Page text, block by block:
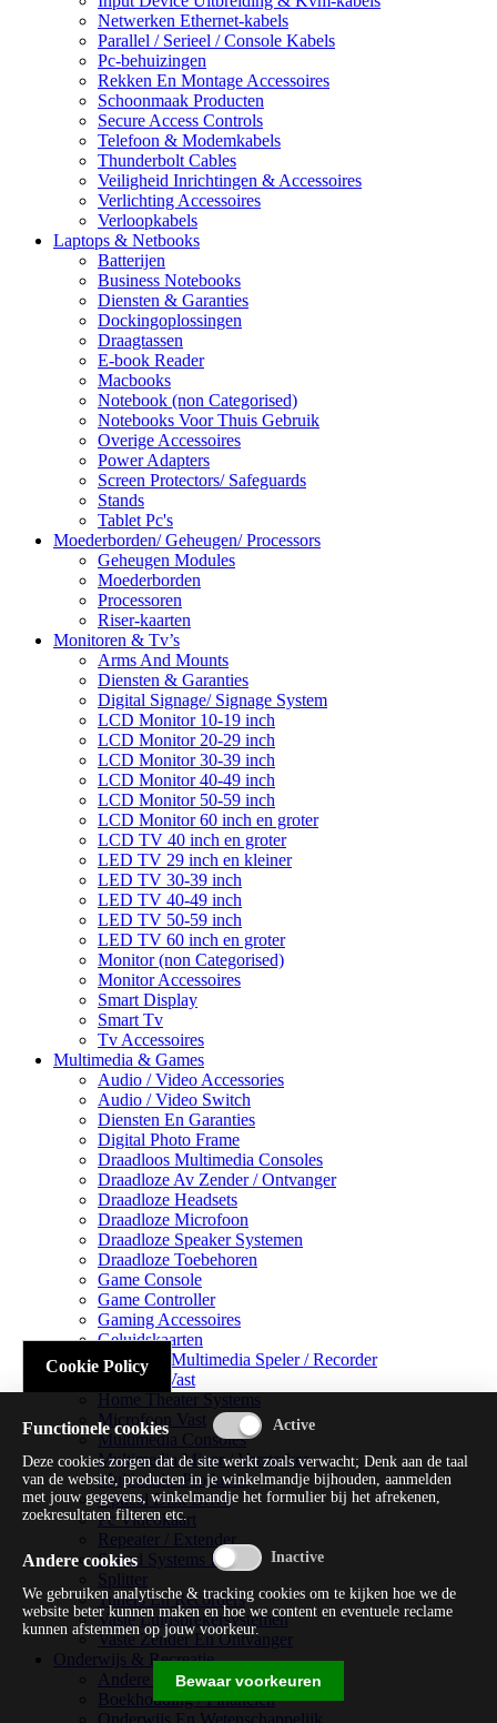
Netwerken Ethernet-kabels
Parallel / Serieel / Console Kabels
Pc-behuizingen
Rekken En Montage Accessoires
Schoonmaak Producten
Secure Access Controls
Telefoon & Modemkabels
Thunderbolt Cables
Veiligheid Inrichtingen & Accessoires
Verlichting Accessoires
Verloopkabels
Laptops & Netbooks
Batterijen
Business Notebooks
Diensten & Garanties
Dockingoplossingen
Draagtassen
E-book Reader
Macbooks
Notebook (non Categorised)
Notebooks Voor Thuis Gebruik
Overige Accessoires
Power Adapters
Screen Protectors/ Safeguards
Stands
Tablet Pc's
Moederborden/ Geheugen/ Processors
Geheugen Modules
Moederborden
Processoren
Riser-kaarten
Monitoren & Tv’s
Arms And Mounts
Diensten & Garanties
Digital Signage/ Signage System
LCD Monitor 10-19 inch
LCD Monitor 20-29 inch
LCD Monitor 30-39 inch
LCD Monitor 40-49 inch
LCD Monitor 50-59 inch
LCD Monitor 60 inch en groter
LCD TV 40 inch en groter
LED TV 29 inch en kleiner
LED TV 30-39 inch
LED TV 40-49 inch
LED TV 50-59 inch
LED TV 60 inch en groter
Monitor (non Categorised)
Monitor Accessoires
Smart Display
Smart Tv
Tv Accessoires
Multimedia & Games
Audio / Video Accessories
Audio / Video Switch
Diensten En Garanties
Digital Photo Frame
Draadloos Multimedia Consoles
Draadloze Av Zender / Ontvanger
Draadloze Headsets
Draadloze Microfoon
Draadloze Speaker Systemen
Draadloze Toebehoren
Game Console
Game Controller
Gaming Accessoires
Geluidskaarten
Handheld Multimedia Speler / Recorder
Headsets Vast
Home Theater Systems
Microfoon Vast
Multimedia Consoles
Multimedia Mixer / Versterker
Multimedia Productie
Optical Disk Drive
Pc Videokaart
Repeater / Extender
Sound Systems Hi-fi
Splitter
Tuners En Recorders
Vaste Luidsprekersystemen
Vaste Zender En Ontvanger
Onderwijs & Recreatie
Andere Beveiligingssoftware
Boekhouding / Financiën
Cookie Policy
Functionele cookies
Deze cookies zorgen dat de site werkt zoals verwacht; Denk aan de taal
van de website, producten in je winkelmandje bijhouden, aanmelden
met jouw gegevens, winkelmandje het formulier bij het afrekenen,
zoekresultaten filteren etc.
Andere cookies
We gebruiken analytische & tracking cookies om te kijken hoe we de
website beter kunnen maken en hoe we content en eventuele reclame
kunnen afstemmen op jouw voorkeur.
Bewaar voorkeuren